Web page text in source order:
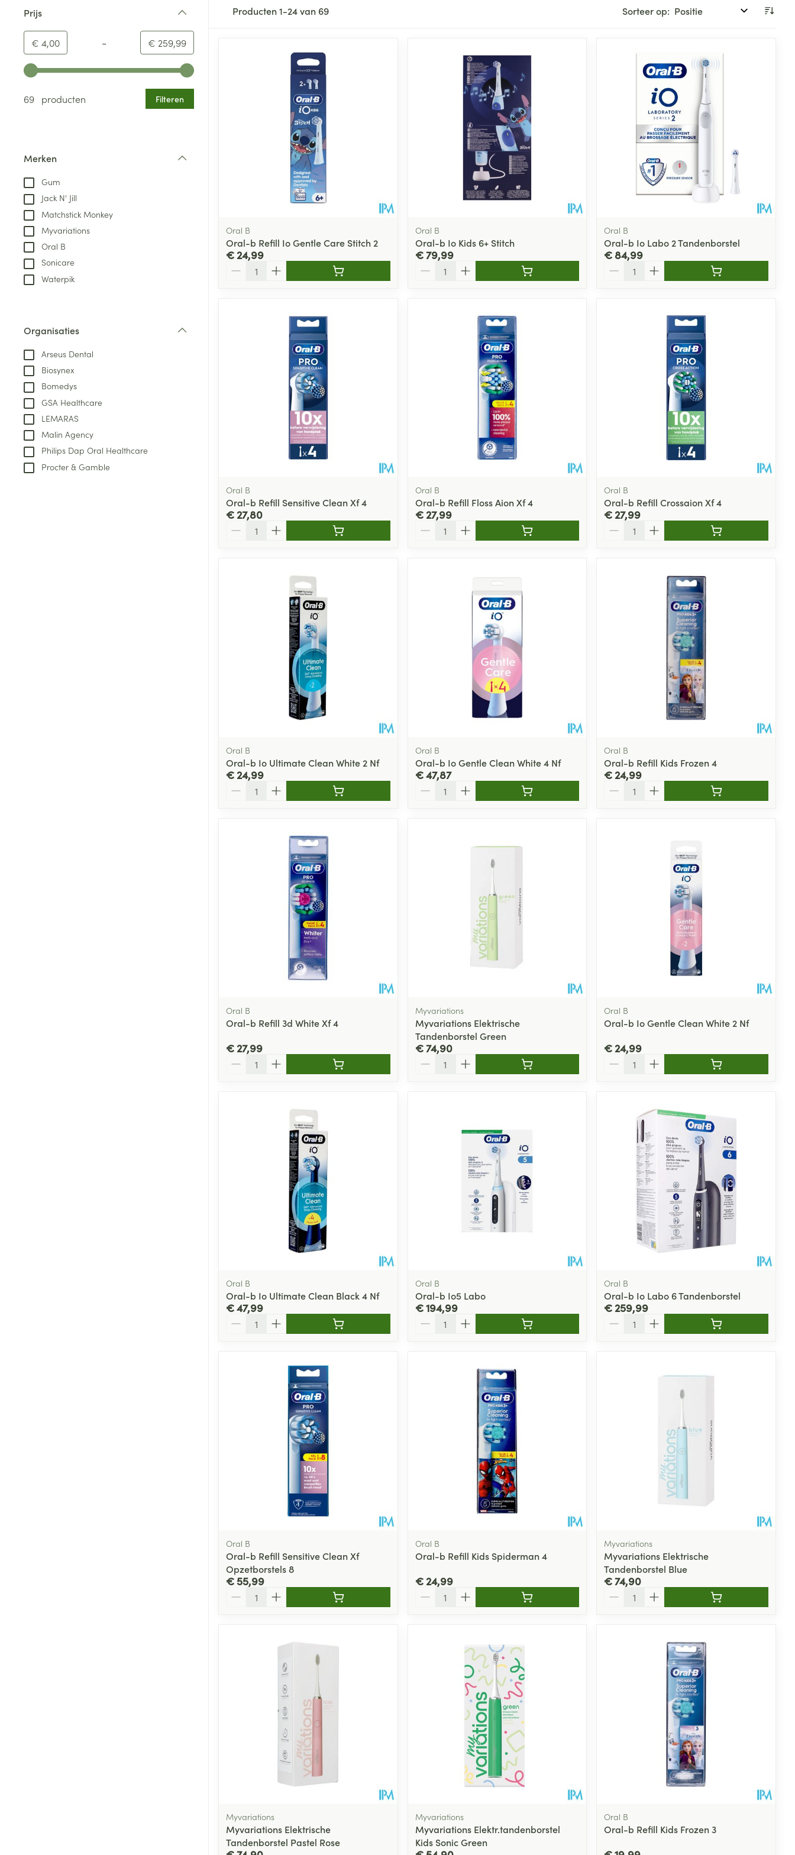
Prijs
Minimumwaarde
€ 4,00 - Maximale waarde
€ 259,99
Gebruik de pijltjestoetsen links en rechts om de minimale en maximale prijswaarden aan te passen.
69 producten
Filteren
Merken
Gum
Jack N' Jill
Matchstick Monkey
Myvariations
Oral B
Sonicare
Waterpik
Organisaties
Arseus Dental
Biosynex
Bomedys
GSA Healthcare
LEMARAS
Malin Agency
Philips Dap Oral Healthcare
Procter & Gamble
Producten1-24van 69 Sorteer op:
Oral B
Oral-b Refill Io Gentle Care Stitch 2
€ 24,99
Oral B
Oral-b Io Kids 6+ Stitch
€ 79,99
Oral B
Oral-b Io Labo 2 Tandenborstel
€ 84,99
Oral B
Oral-b Refill Sensitive Clean Xf 4
€ 27,80
Oral B
Oral-b Refill Floss Aion Xf 4
€ 27,99
Oral B
Oral-b Refill Crossaion Xf 4
€ 27,99
Oral B
Oral-b Io Ultimate Clean White 2 Nf
€ 24,99
Oral B
Oral-b Io Gentle Clean White 4 Nf
€ 47,87
Oral B
Oral-b Refill Kids Frozen 4
€ 24,99
Oral B
Oral-b Refill 3d White Xf 4
€ 27,99
Myvariations
Myvariations Elektrische
Tandenborstel Green
€ 74,90
Oral B
Oral-b Io Gentle Clean White 2 Nf
€ 24,99
Oral B
Oral-b Io Ultimate Clean Black 4 Nf
€ 47,99
Oral B
Oral-b Io5 Labo
€ 194,99
Oral B
Oral-b Io Labo 6 Tandenborstel
€ 259,99
Oral B
Oral-b Refill Sensitive Clean Xf
Opzetborstels 8
€ 55,99
Oral B
Oral-b Refill Kids Spiderman 4
€ 24,99
Myvariations
Myvariations Elektrische
Tandenborstel Blue
€ 74,90
Myvariations
Myvariations Elektrische
Tandenborstel Pastel Rose
Myvariations
Myvariations Elektr.tandenborstel
Kids Sonic Green
Oral B
Oral-b Refill Kids Frozen 3